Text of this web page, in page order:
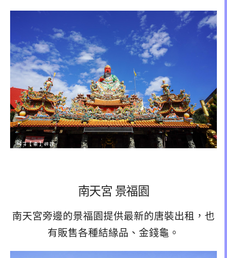
南天宮 景福園
南天宮旁邊的景福園提供最新的唐裝出租，也
有販售各種結緣品、金錢龜。